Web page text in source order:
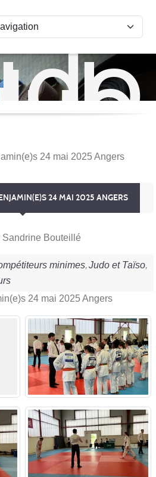
24 mai 2025 Angers
24 MAI 2025 ANGERS
Sandrine Bouteillé
minimes Judo et Taïso
24 mai 2025 Angers